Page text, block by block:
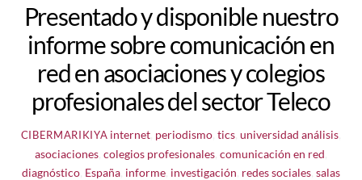
Presentado y disponible nuestro
informe sobre comunicación en
red en asociaciones y colegios
profesionales del sector Teleco
CIBERMARIKIYA internet periodismo ,tics ,universidad análisis
asociaciones colegios profesionales comunicación en red
diagnóstico España informe investigación redes sociales salas